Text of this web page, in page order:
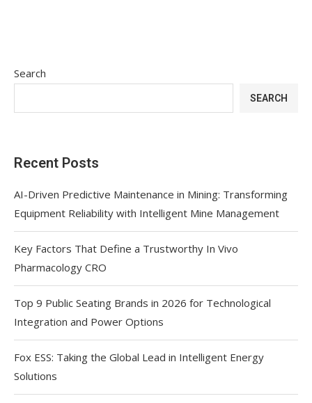
Search
SEARCH
Recent Posts
AI-Driven Predictive Maintenance in Mining: Transforming
Equipment Reliability with Intelligent Mine Management
Key Factors That Define a Trustworthy In Vivo
Pharmacology CRO
Top 9 Public Seating Brands in 2026 for Technological
Integration and Power Options
Fox ESS: Taking the Global Lead in Intelligent Energy
Solutions